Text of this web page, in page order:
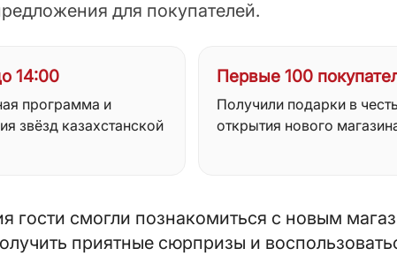
для покупателей.
14:00
программа и
звёзд казахстанской
Первые 100
Получили подарки в честь
открытия нового
гости смогли познакомиться с новым
приятные сюрпризы и